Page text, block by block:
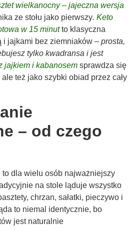
wielkanocny – jajeczna wersja
ze stołu jako pierwszy. Keto
w 15 minutto klasyczna
i jajkami bez ziemniaków – prosta,
tylko kwadransa i jest
jajkiem i kabanosem sprawdza się
też jako szybki obiad przez cały
– od czego
dla wielu osób najważniejszy
na stole ląduje wszystko
chrzan, sałatki, pieczywo i
to niemal identycznie, bo
jest naturalnie